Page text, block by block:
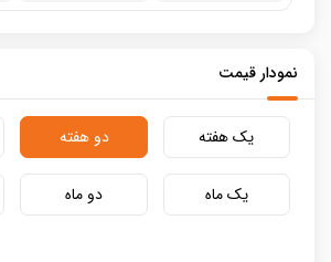
نمودار قیمت
یک هفته دو هفته
یک ماه دو ماه